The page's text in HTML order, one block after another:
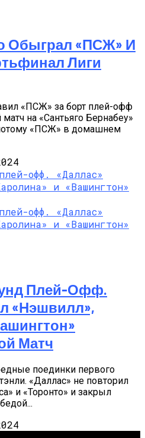
Обыграл «ПСЖ» И
Лиги
«ПСЖ» за борт плей-офф
на «Сантьяго Бернабеу»
«ПСЖ» в домашнем
Плей-Офф.
«Нэшвилл»,
Матч
поединки первого
«Даллас» не повторил
и «Торонто» и закрыл